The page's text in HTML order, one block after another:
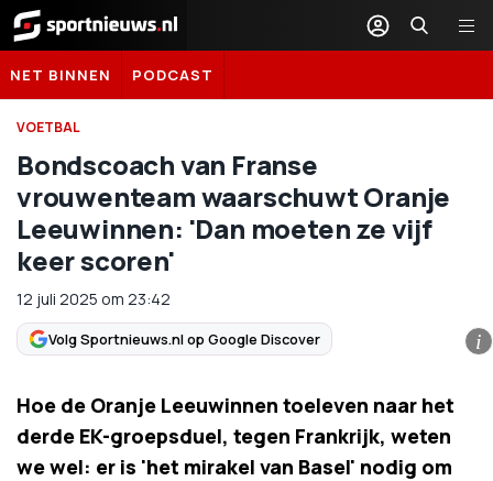
Sportnieuws.nl
NET BINNEN PODCAST
VOETBAL
Bondscoach van Franse
vrouwenteam waarschuwt Oranje
Leeuwinnen: 'Dan moeten ze vijf
keer scoren'
12 juli 2025 om 23:42
Volg Sportnieuws.nl op Google Discover i
Hoe de Oranje Leeuwinnen toeleven naar het
derde EK-groepsduel, tegen Frankrijk, weten
we wel: er is 'het mirakel van Basel' nodig om